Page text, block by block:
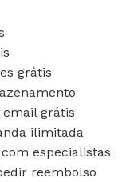
grátis
email grátis
ilimitada
especialistas
reembolso